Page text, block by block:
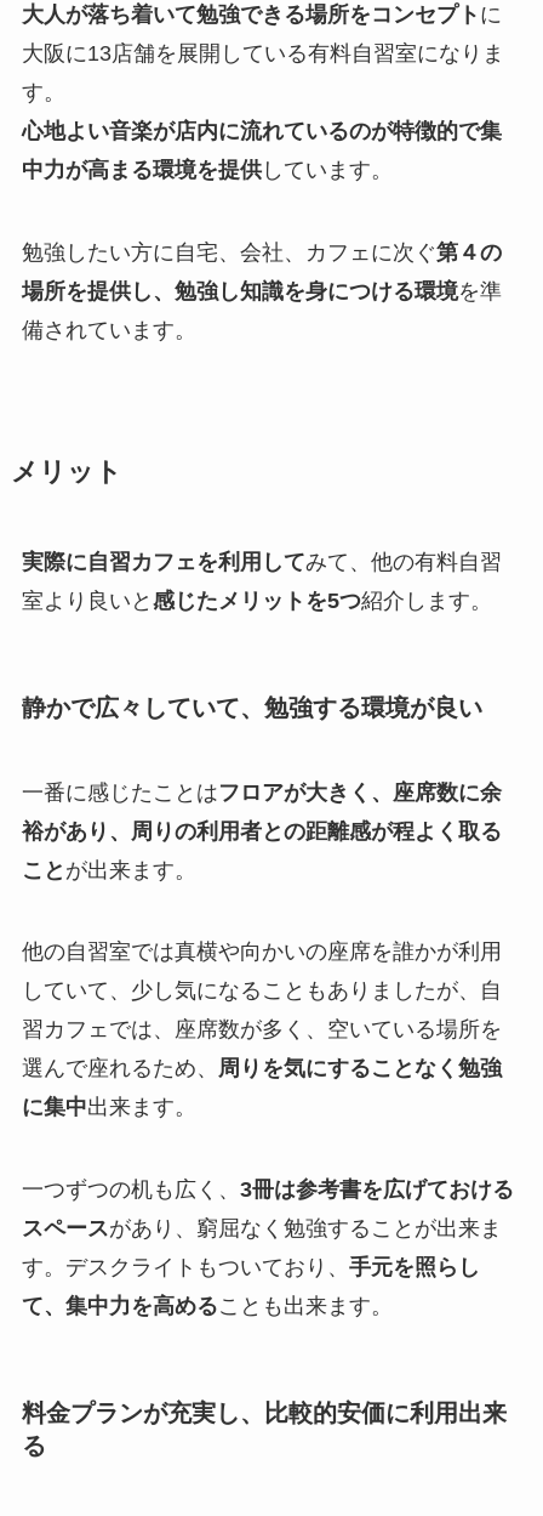
大人が落ち着いて勉強できる場所をコンセプト に
大阪に13店舗を展開している有料自習室になりま
す。
心地よい音楽が店内に流れているのが特徴的で集
中力が高まる環境を提供しています。
勉強したい方に自宅、会社、カフェに次ぐ第４の
場所を提供し、勉強し知識を身につける環境を準
備されています。
メリット
実際に自習カフェを利用してみて、他の有料自習
室より良いと 感じたメリットを5つ紹介します。
静かで広々していて、勉強する環境が良い
一番に感じたことはフロアが大きく、座席数に余
裕があり、周りの利用者との距離感が程よく取る
こと が出来ます。
他の自習室では真横や向かいの座席を誰かが利用
していて、少し気になることもありましたが、自
習カフェでは、座席数が多く、空いている場所を
選んで座れるため、 周りを気にすることなく勉強
に集中出来ます。
一つずつの机も広く、 3冊は参考書を広げておける
スペースがあり、窮屈なく勉強することが出来ま
す。デスクライトもついており、 手元を照らし
て、集中力を高めることも出来ます。
料金プランが充実し、比較的安価に利用出来
る